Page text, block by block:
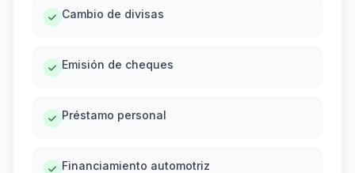
Cambio de divisas
Emisión de cheques
Préstamo personal
Financiamiento automotriz